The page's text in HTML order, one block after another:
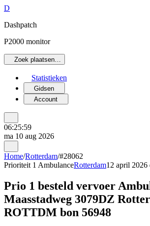
D
Dashpatch
P2000 monitor
Zoek plaatsen…
Statistieken
Gidsen
Account
06:25:59
ma 10 aug 2026
Home/Rotterdam/#28062
Prioriteit 1 AmbulanceRotterdam12 april 2026
Prio 1 besteld vervoer
Maasstadweg 3079DZ
ROTTDM bon 56948